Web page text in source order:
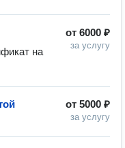
от 6000 ₽
за услугу
на
от 5000 ₽
за услугу